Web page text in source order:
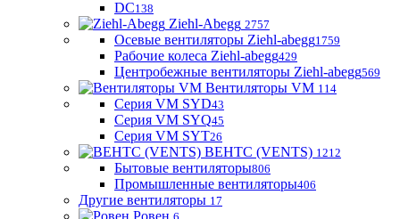
DC138
Ziehl-Abegg 2757
Осевые вентиляторы Ziehl-abegg1759
Рабочие колеса Ziehl-abegg429
Центробежные вентиляторы Ziehl-abegg569
Вентиляторы VM 114
Серия VM SYD43
Серия VM SYQ45
Серия VM SYT26
ВЕНТС (VENTS) 1212
Бытовые вентиляторы806
Промышленные вентиляторы406
Другие вентиляторы 17
Ровен